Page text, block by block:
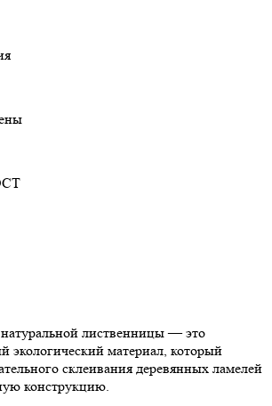
лиственницы — это
экологический материал, который
склеивания деревянных ламелей
конструкцию.